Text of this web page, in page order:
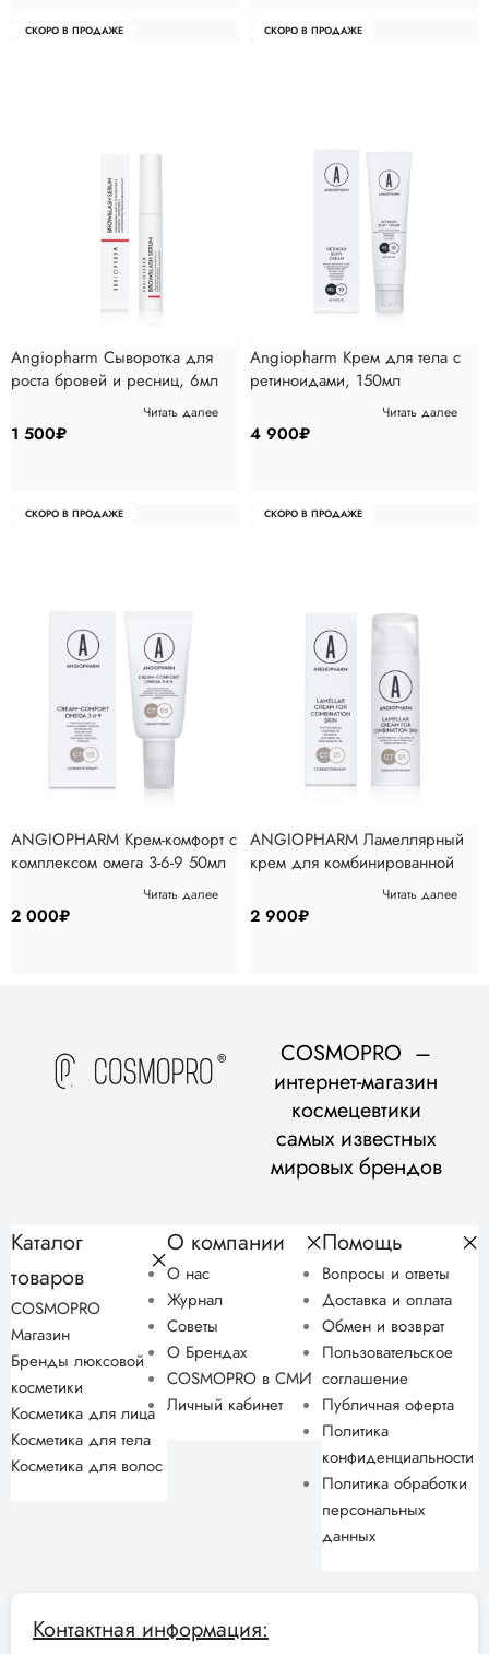
СКОРО В ПРОДАЖЕ
Angiopharm Сыворотка для
роста бровей и ресниц, 6мл
1 500₽
Читать далее
СКОРО В ПРОДАЖЕ
Angiopharm Крем для тела с
ретиноидами, 150мл
4 900₽
Читать далее
СКОРО В ПРОДАЖЕ
ANGIOPHARM Крем-комфорт с
комплексом омега 3-6-9 50мл
2 000₽
Читать далее
СКОРО В ПРОДАЖЕ
ANGIOPHARM Ламеллярный
крем для комбинированной
2 900₽
Читать далее
COSMOPRO –
интернет-магазин
космецевтики
самых известных
мировых брендов
Каталог
товаров
COSMOPRO
Магазин
Бренды люксовой
косметики
Косметика для лица
Косметика для тела
Косметика для волос
О компании
О нас
Журнал
Советы
О Брендах
COSMOPRO в СМИ
Личный кабинет
Помощь
Вопросы и ответы
Доставка и оплата
Обмен и возврат
Пользовательское
соглашение
Публичная оферта
Политика
конфиденциальности
Политика обработки
персональных
данных
Контактная информация: